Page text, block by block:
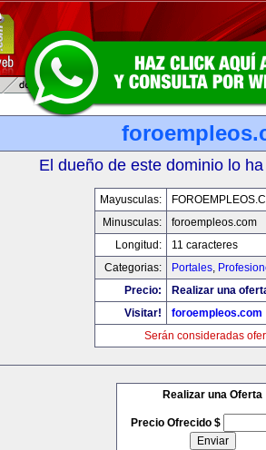
El dueño de este dominio lo
Mayusculas:
Minusculas:
foroempleos.com
Longitud:
11 caracteres
Categorias:
Portales,
Precio:
Realizar una
Visitar!
foroempleos.com
Serán consideradas
Realizar una Oferta
Precio Ofrecido $